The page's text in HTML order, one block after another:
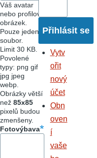
Váš avatar
nebo profilový
obrázek.
Pouze jeden
soubor.
Limit 30 KB.
Povolené
typy: png gif
jpg jpeg
webp.
Obrázky větší
než 85x85
pixelů budou
zmenšeny.
Fotovýbava
Vytv
ořit
nový
účet
Obn
oven
í
vaše